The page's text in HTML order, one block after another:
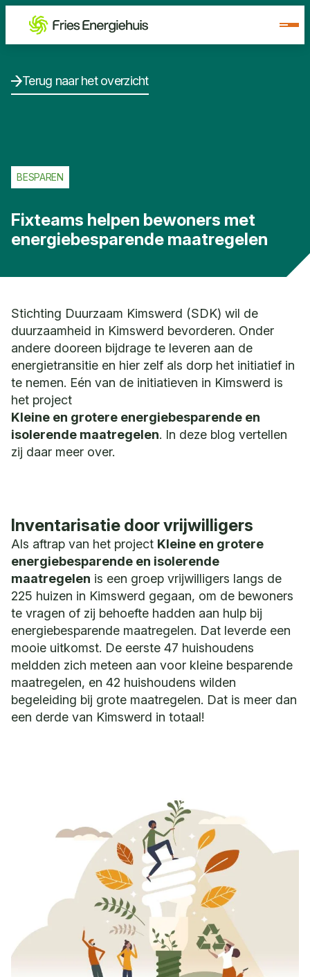
Terug naar het overzicht
BESPAREN
Fixteams helpen bewoners met
energiebesparende maatregelen
Stichting Duurzaam Kimswerd (SDK) wil de
duurzaamheid in Kimswerd bevorderen. Onder
andere dooreen bijdrage te leveren aan de
energietransitie en hier zelf als dorp het initiatief in
te nemen. Eén van de initiatieven in Kimswerd is
het project
Kleine en grotere energiebesparende en
isolerende maatregelen. In deze blog vertellen
zij daar meer over.
Inventarisatie door vrijwilligers
Als aftrap van het project Kleine en grotere
energiebesparende en isolerende
maatregelen is een groep vrijwilligers langs de
225 huizen in Kimswerd gegaan, om de bewoners
te vragen of zij behoefte hadden aan hulp bij
energiebesparende maatregelen. Dat leverde een
mooie uitkomst. De eerste 47 huishoudens
meldden zich meteen aan voor kleine besparende
maatregelen, en 42 huishoudens wilden
begeleiding bij grote maatregelen. Dat is meer dan
een derde van Kimswerd in totaal!